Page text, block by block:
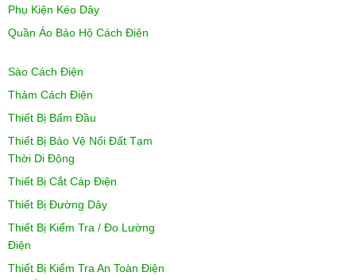
Phụ Kiện Kéo Dây
Quần Áo Bảo Hộ Cách Điện
Sào Cách Điện
Thảm Cách Điện
Thiết Bị Bấm Đầu
Thiết Bị Bảo Vệ Nối Đất Tạm
Thời Di Động
Thiết Bị Cắt Cáp Điện
Thiết Bị Đường Dây
Thiết Bị Kiểm Tra / Đo Lường
Điện
Thiết Bị Kiểm Tra An Toàn Điện